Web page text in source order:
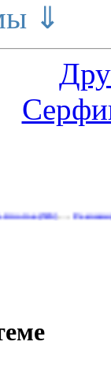
⇓
…Рекламируйтесь